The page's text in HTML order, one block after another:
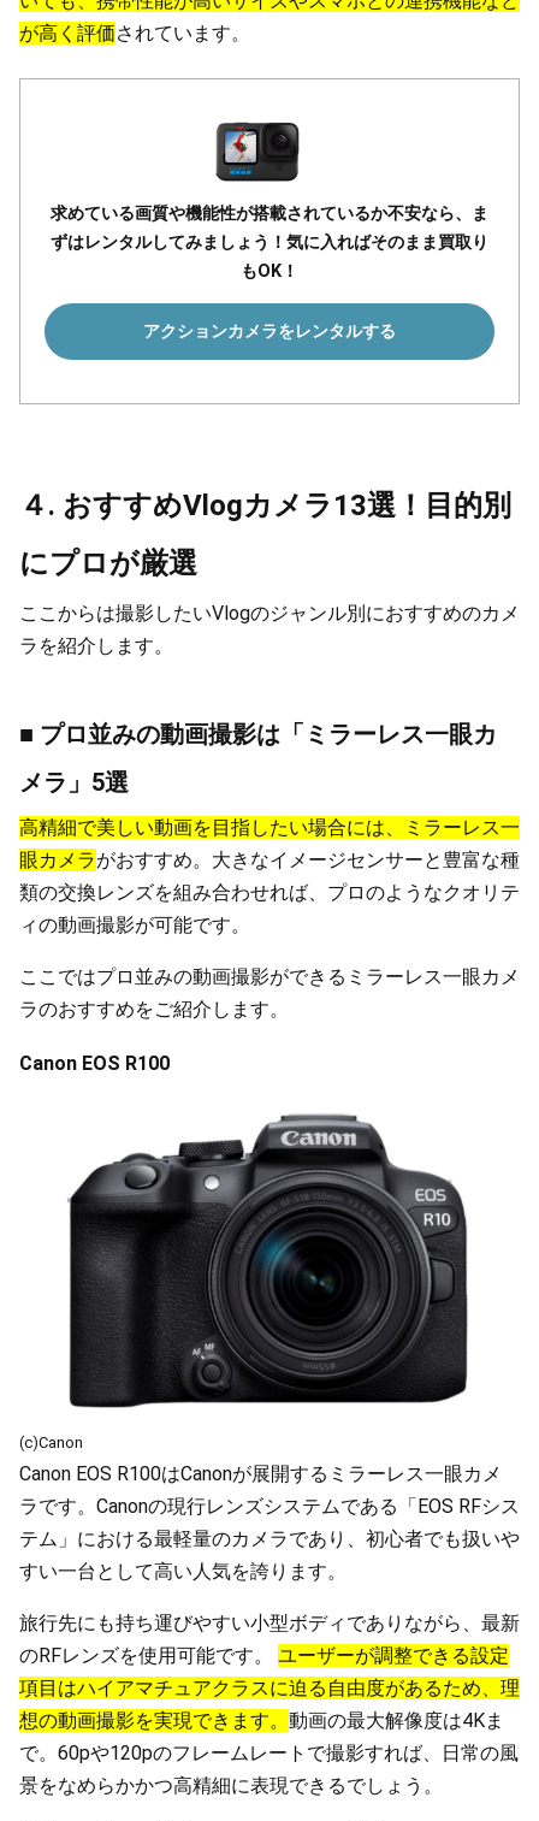
が高く評価されています。
求めている画質や機能性が搭載されているか不安なら、ま
ずはレンタルしてみましょう！気に入ればそのまま買取り
もOK！
アクションカメラをレンタルする
４. おすすめVlogカメラ13選！目的別
にプロが厳選
ここからは撮影したいVlogのジャンル別におすすめのカメ
ラを紹介します。
■ プロ並みの動画撮影は「ミラーレス一眼カ
メラ」5選
高精細で美しい動画を目指したい場合には、ミラーレス一
眼カメラがおすすめ。大きなイメージセンサーと豊富な種
類の交換レンズを組み合わせれば、プロのようなクオリテ
ィの動画撮影が可能です。
ここではプロ並みの動画撮影ができるミラーレス一眼カメ
ラのおすすめをご紹介します。
Canon EOS R100
(c)Canon
Canon EOS R100はCanonが展開するミラーレス一眼カメ
ラです。Canonの現行レンズシステムである「EOS RFシス
テム」における最軽量のカメラであり、初心者でも扱いや
すい一台として高い人気を誇ります。
旅行先にも持ち運びやすい小型ボディでありながら、最新
のRFレンズを使用可能です。 ユーザーが調整できる設定
項目はハイアマチュアクラスに迫る自由度があるため、理
想の動画撮影を実現できます。 動画の最大解像度は4Kま
で。60pや120pのフレームレートで撮影すれば、日常の風
景をなめらかかつ高精細に表現できるでしょう。